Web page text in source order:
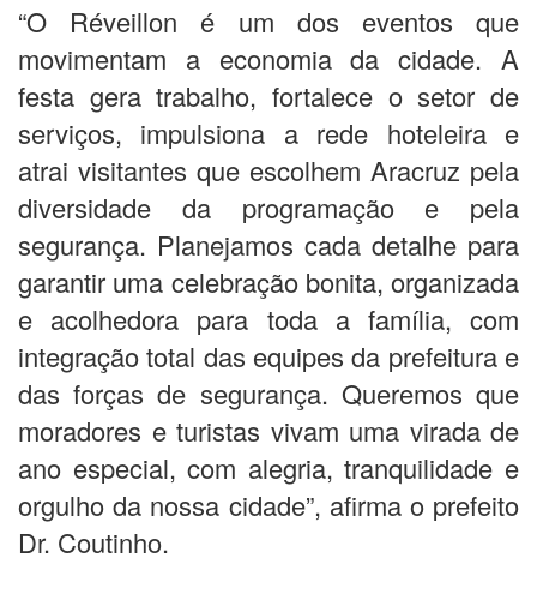
“O Réveillon é um dos eventos que
movimentam a economia da cidade. A
festa gera trabalho, fortalece o setor de
serviços, impulsiona a rede hoteleira e
atrai visitantes que escolhem Aracruz pela
diversidade da programação e pela
segurança. Planejamos cada detalhe para
garantir uma celebração bonita, organizada
e acolhedora para toda a família, com
integração total das equipes da prefeitura e
das forças de segurança. Queremos que
moradores e turistas vivam uma virada de
ano especial, com alegria, tranquilidade e
orgulho da nossa cidade”, afirma o prefeito
Dr. Coutinho.